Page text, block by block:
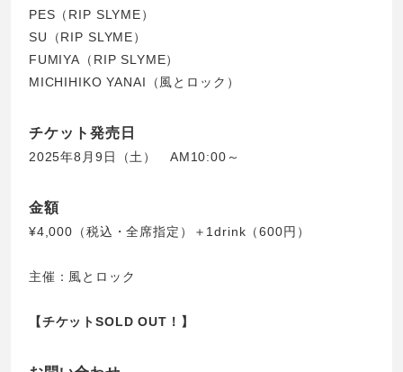
PES（RIP SLYME）
SU（RIP SLYME）
FUMIYA（RIP SLYME）
MICHIHIKO YANAI（風とロック）
チケット発売日
2025年8月9日（土） AM10:00～
金額
¥4,000（税込・全席指定）＋1drink（600円）
主催：風とロック
【チケットSOLD OUT！】